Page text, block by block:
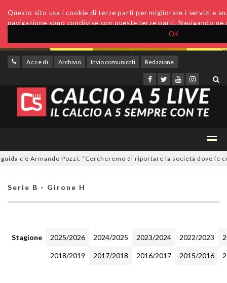
OK
Questo sito usa i cookie di terze parti per migliorare i servizi e
navigazione sono condivise con queste terze parti. Navigando
Accedi Archivio Invio comunicati Redazione
c’è Armando Pozzi: “Cercheremo di riportare la società dove le
Serie B - Girone H
Stagione 2025/2026 2024/2025 2023/2024 2022/2023
2018/2019 2017/2018 2016/2017 2015/2016